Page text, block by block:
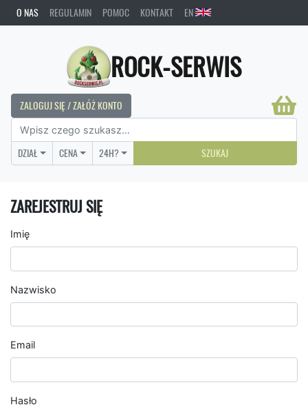
O NAS REGULAMIN POMOC KONTAKT EN
ROCK-SERWIS
ZALOGUJ SIĘ / ZAŁÓŻ KONTO
DZIAŁ CENA 24H? SZUKAJ
ZAREJESTRUJ SIĘ
Imię
Nazwisko
Email
Hasło